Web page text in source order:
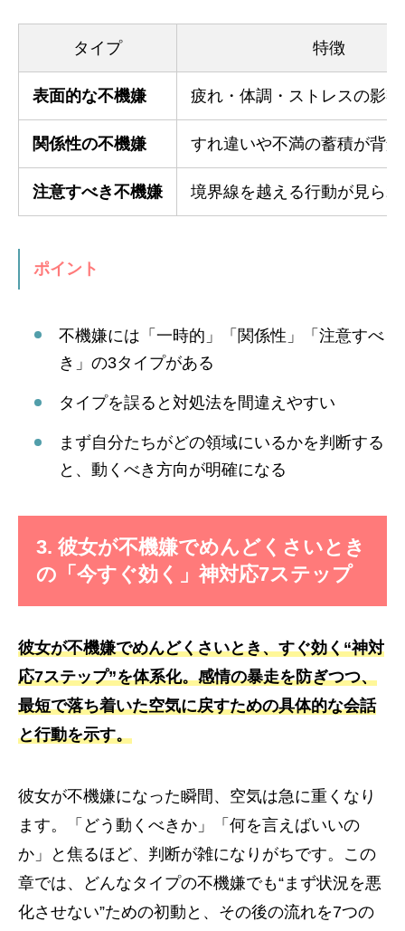
タイプ 特徴
表面的な不機嫌 疲れ・体調・ストレスの影
関係性の不機嫌 すれ違いや不満の蓄積が背景
注意すべき不機嫌 境界線を越える行動が見ら
ポイント
不機嫌には「一時的」「関係性」「注意すべ
き」の3タイプがある
タイプを誤ると対処法を間違えやすい
まず自分たちがどの領域にいるかを判断する
と、動くべき方向が明確になる
3. 彼女が不機嫌でめんどくさいとき
の「今すぐ効く」神対応7ステップ
彼女が不機嫌でめんどくさいとき、すぐ効く“神対
応7ステップ”を体系化。感情の暴走を防ぎつつ、
最短で落ち着いた空気に戻すための具体的な会話
と行動を示す。
彼女が不機嫌になった瞬間、空気は急に重くなり
ます。「どう動くべきか」「何を言えばいいの
か」と焦るほど、判断が雑になりがちです。この
章では、どんなタイプの不機嫌でも“まず状況を悪
化させない”ための初動と、その後の流れを7つの